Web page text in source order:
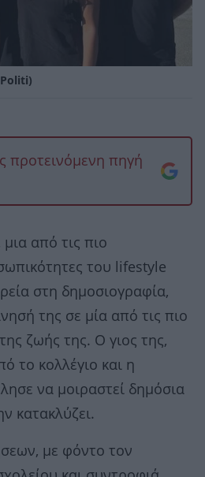
προτεινόμενη πηγή
μια από τις πιο
του lifestyle
στη δημοσιογραφία,
της σε μία από τις πιο
ζωής της. Ο γιος της,
το κολλέγιο και η
να μοιραστεί δημόσια
κατακλύζει.
με φόντο τον